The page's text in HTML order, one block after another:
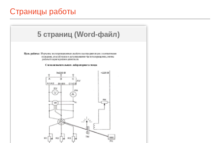
Страницы работы
5 страниц (Word-файл)